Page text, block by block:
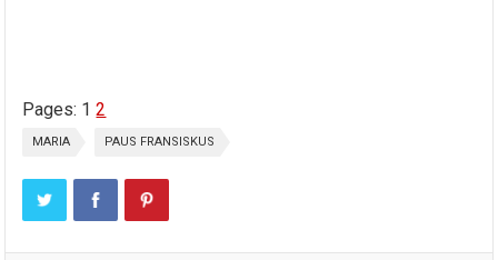
Pages: 1 2
MARIA PAUS FRANSISKUS